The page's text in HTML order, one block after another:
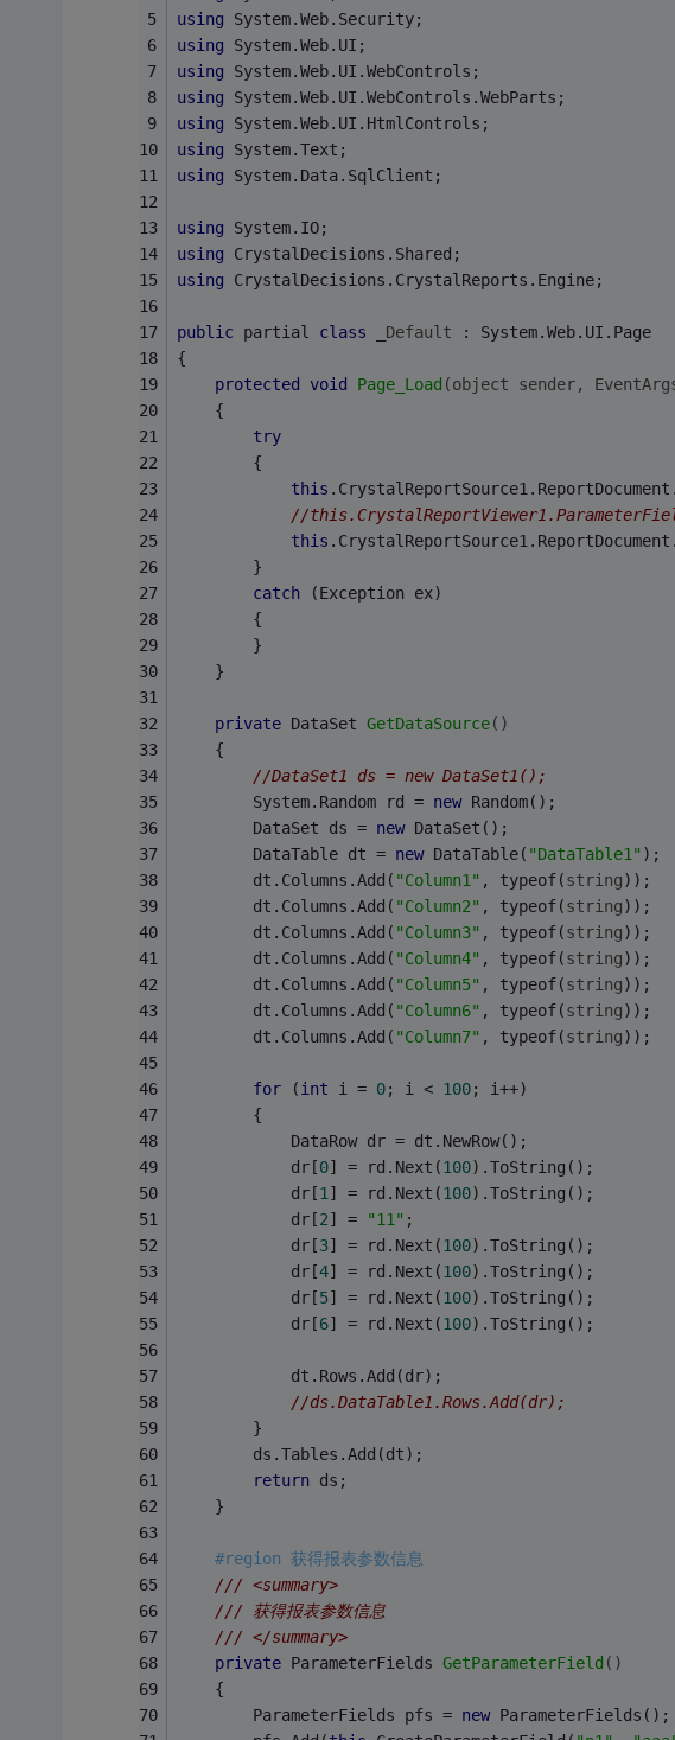
using System.Web.Security;
using System.Web.UI;
using System.Web.UI.WebControls;
using System.Web.UI.WebControls.WebParts;
using System.Web.UI.HtmlControls;
using System.Text;
using System.Data.SqlClient;
using System.IO;
using CrystalDecisions.Shared;
using CrystalDecisions.CrystalReports.Engine;
public partial class Default :
System.Web.UI.Page
{
protected
void Page_Load (object sender,
    {
try
        {
this
//
this
        }
catch (Exception ex)
        {
        }
    }
private DataSet GetDataSource()
    {
//DataSet1 ds = new DataSet1();
        System.Random rd =
new Random();
        DataSet ds =
new DataSet();
        DataTable dt =
new DataTable( "DataTable1" );
        dt.Columns.Add(
"Column1" , typeof(string));
        dt.Columns.Add(
"Column2" , typeof(string));
        dt.Columns.Add(
"Column3" , typeof(string));
        dt.Columns.Add(
"Column4" , typeof(string));
        dt.Columns.Add(
"Column5" , typeof(string));
        dt.Columns.Add(
"Column6" , typeof(string));
        dt.Columns.Add(
"Column7" , typeof(string));
for (int i = 0; i < 100; i++)
        {
            DataRow dr = dt.NewRow();
            dr[
0] = rd.Next(100).ToString();
            dr[
1 ] = rd.Next(100).ToString();
            dr[
2] = "11" ;
            dr[
3] = rd.Next(100).ToString();
            dr[
4] = rd.Next(100).ToString();
            dr[
5] = rd.Next(100).ToString();
            dr[
6] = rd.Next(100).ToString();
            dt.Rows.Add(dr);
//ds.DataTable1.Rows.Add(dr);
        }
        ds.Tables.Add(dt);
return ds;
    }
#region 获得报表参数信息
/// <summary>
/// 获得报表参数信息
/// </summary>
private ParameterFields GetParameterField ()
    {
        ParameterFields pfs =
new ParameterFields();